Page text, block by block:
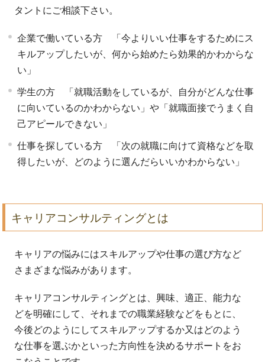
タントにご相談下さい。
企業で働いている方 「今よりいい仕事をするためにス
キルアップしたいが、何から始めたら効果的かわからな
い」
学生の方 「就職活動をしているが、自分がどんな仕事
に向いているのかわからない」や「就職面接でうまく自
己アピールできない」
仕事を探している方 「次の就職に向けて資格などを取
得したいが、どのように選んだらいいかわからない」
キャリアコンサルティングとは
キャリアの悩みにはスキルアップや仕事の選び方など
さまざまな悩みがあります。
キャリアコンサルティングとは、興味、適正、能力な
どを明確にして、それまでの職業経験などをもとに、
今後どのようにしてスキルアップするか又はどのよう
な仕事を選ぶかといった方向性を決めるサポートをお